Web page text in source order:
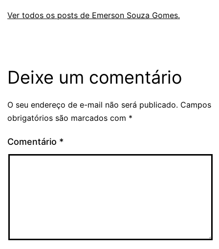
Ver todos os posts de Emerson Souza Gomes.
Deixe um comentário
O seu endereço de e-mail não será publicado. Campos
obrigatórios são marcados com *
Comentário *